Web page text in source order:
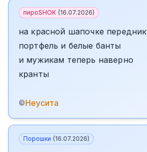
пироSHOK (16.07.2026)
на красной шапочке передник
портфель и белые банты
и мужикам теперь наверно
кранты
©Неусита
Порошки (16.07.2026)